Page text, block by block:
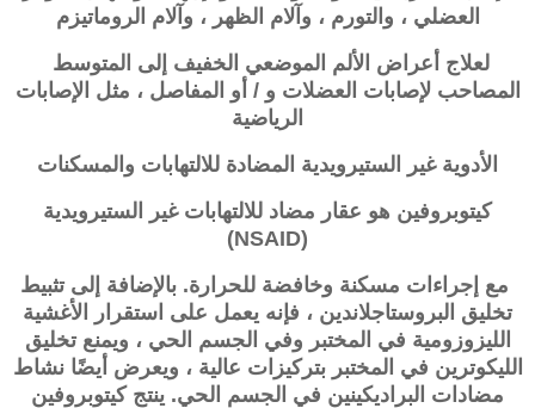
العضلي ، والتورم ، وآلام الظهر ، وآلام الروماتيزم
لعلاج أعراض الألم الموضعي الخفيف إلى المتوسط ​​
المصاحب لإصابات العضلات و / أو المفاصل ، مثل الإصابات
الرياضية
الأدوية غير الستيرويدية المضادة للالتهابات والمسكنات
كيتوبروفين هو عقار مضاد للالتهابات غير الستيرويدية
(NSAID)
مع إجراءات مسكنة وخافضة للحرارة. بالإضافة إلى تثبيط
تخليق البروستاجلاندين ، فإنه يعمل على استقرار الأغشية
الليزوزومية في المختبر وفي الجسم الحي ، ويمنع تخليق
الليكوترين في المختبر بتركيزات عالية ، ويعرض أيضًا نشاط
مضادات البراديكينين في الجسم الحي. ينتج كيتوبروفين